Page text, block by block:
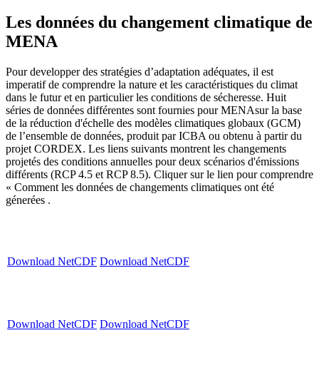
Les données du changement climatique de
MENA
Pour developper des stratégies d’adaptation adéquates, il est
imperatif de comprendre la nature et les caractéristiques du climat
dans le futur et en particulier les conditions de sécheresse. Huit
séries de données différentes sont fournies pour MENAsur la base
de la réduction d'échelle des modèles climatiques globaux (GCM)
de l’ensemble de données, produit par ICBA ou obtenu à partir du
projet CORDEX. Les liens suivants montrent les changements
projetés des conditions annuelles pour deux scénarios d'émissions
différents (RCP 4.5 et RCP 8.5). Cliquer sur le lien pour comprendre
« Comment les données de changements climatiques ont été
génerées .
Download NetCDF Download NetCDF
Download NetCDF Download NetCDF